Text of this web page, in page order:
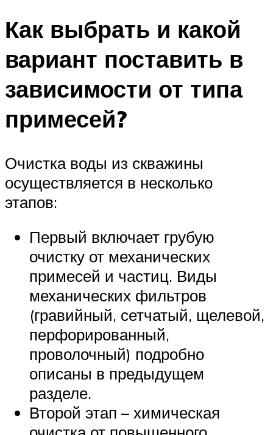
Как выбрать и какой
вариант поставить в
зависимости от типа
примесей?
Очистка воды из скважины
осуществляется в несколько
этапов:
Первый включает грубую
очистку от механических
примесей и частиц. Виды
механических фильтров
(гравийный, сетчатый, щелевой,
перфорированный,
проволочный) подробно
описаны в предыдущем
разделе.
Второй этап – химическая